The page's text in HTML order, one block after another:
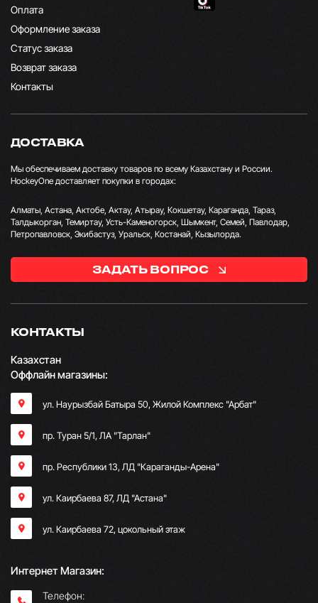
Оплата
Оформление заказа
Статус заказа
Возврат заказа
Контакты
КОНТАКТЫ
Казахстан
Оффлайн магазины:
ул. Наурызбай Батыра 50, Жилой Комплекс "Арбат"
пр. Туран 5/1, ЛА "Тарлан"
пр. Республики 13, ​ЛД "Караганды-Арена"
ул. Каирбаева 87, ЛД "Астана"
ул. Каирбаева 72, цокольный этаж
Интернет Магазин:
Телефон:
ДОСТАВКА
Мы обеспечиваем доставку товаров по всему Казахстану и России.
HockeyOne доставляет покупки в городах:
Алматы, Астана, Актобе, Актау, Атырау, Кокшетау, Караганда, Тараз,
Талдыкорган, Темиртау, Усть-Каменогорск, Шымкент, Семей, Павлодар,
Петропавловск, Экибастуз, Уральск, Костанай, Кызылорда.
ЗАДАТЬ ВОПРОС